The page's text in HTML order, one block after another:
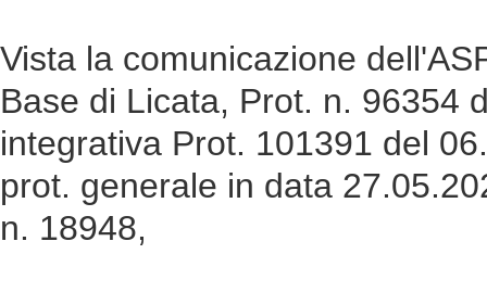
Vista la comunicazione
Base di Licata, Prot. n. 96354
integrativa Prot. 101391 del
prot. generale in data
n. 18948,